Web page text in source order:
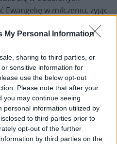
My Personal Information
sharing to third parties, or
sensitive information for
use the below opt-out
Please note that after your
you may continue seeing
personal information utilized by
to third parties prior to
opt-out of the further
by third parties on the
Ewangelię w milczeniu, żyjąc
i przybywa tam
Jezusowi działać w
eucharystyczne”
jest pierwszym
zatem na modlitwie u stóp
przez około dziesięć godzin
siła ewangelizacyjna i
do tak wielu oddalonych